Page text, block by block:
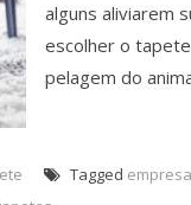
alguns aliviarem
escolher o
pelagem do
Tagged